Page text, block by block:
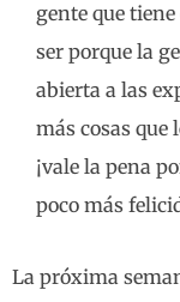
gente que
ser porque la
abierta a las
más cosas que
¡vale la pena
poco más
La próxima